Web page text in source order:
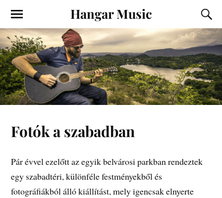
Hangar Music
Fotók a szabadban
Pár évvel ezelőtt az egyik belvárosi parkban rendeztek
egy szabadtéri, különféle festményekből és
fotográfiákból álló kiállítást, mely igencsak elnyerte